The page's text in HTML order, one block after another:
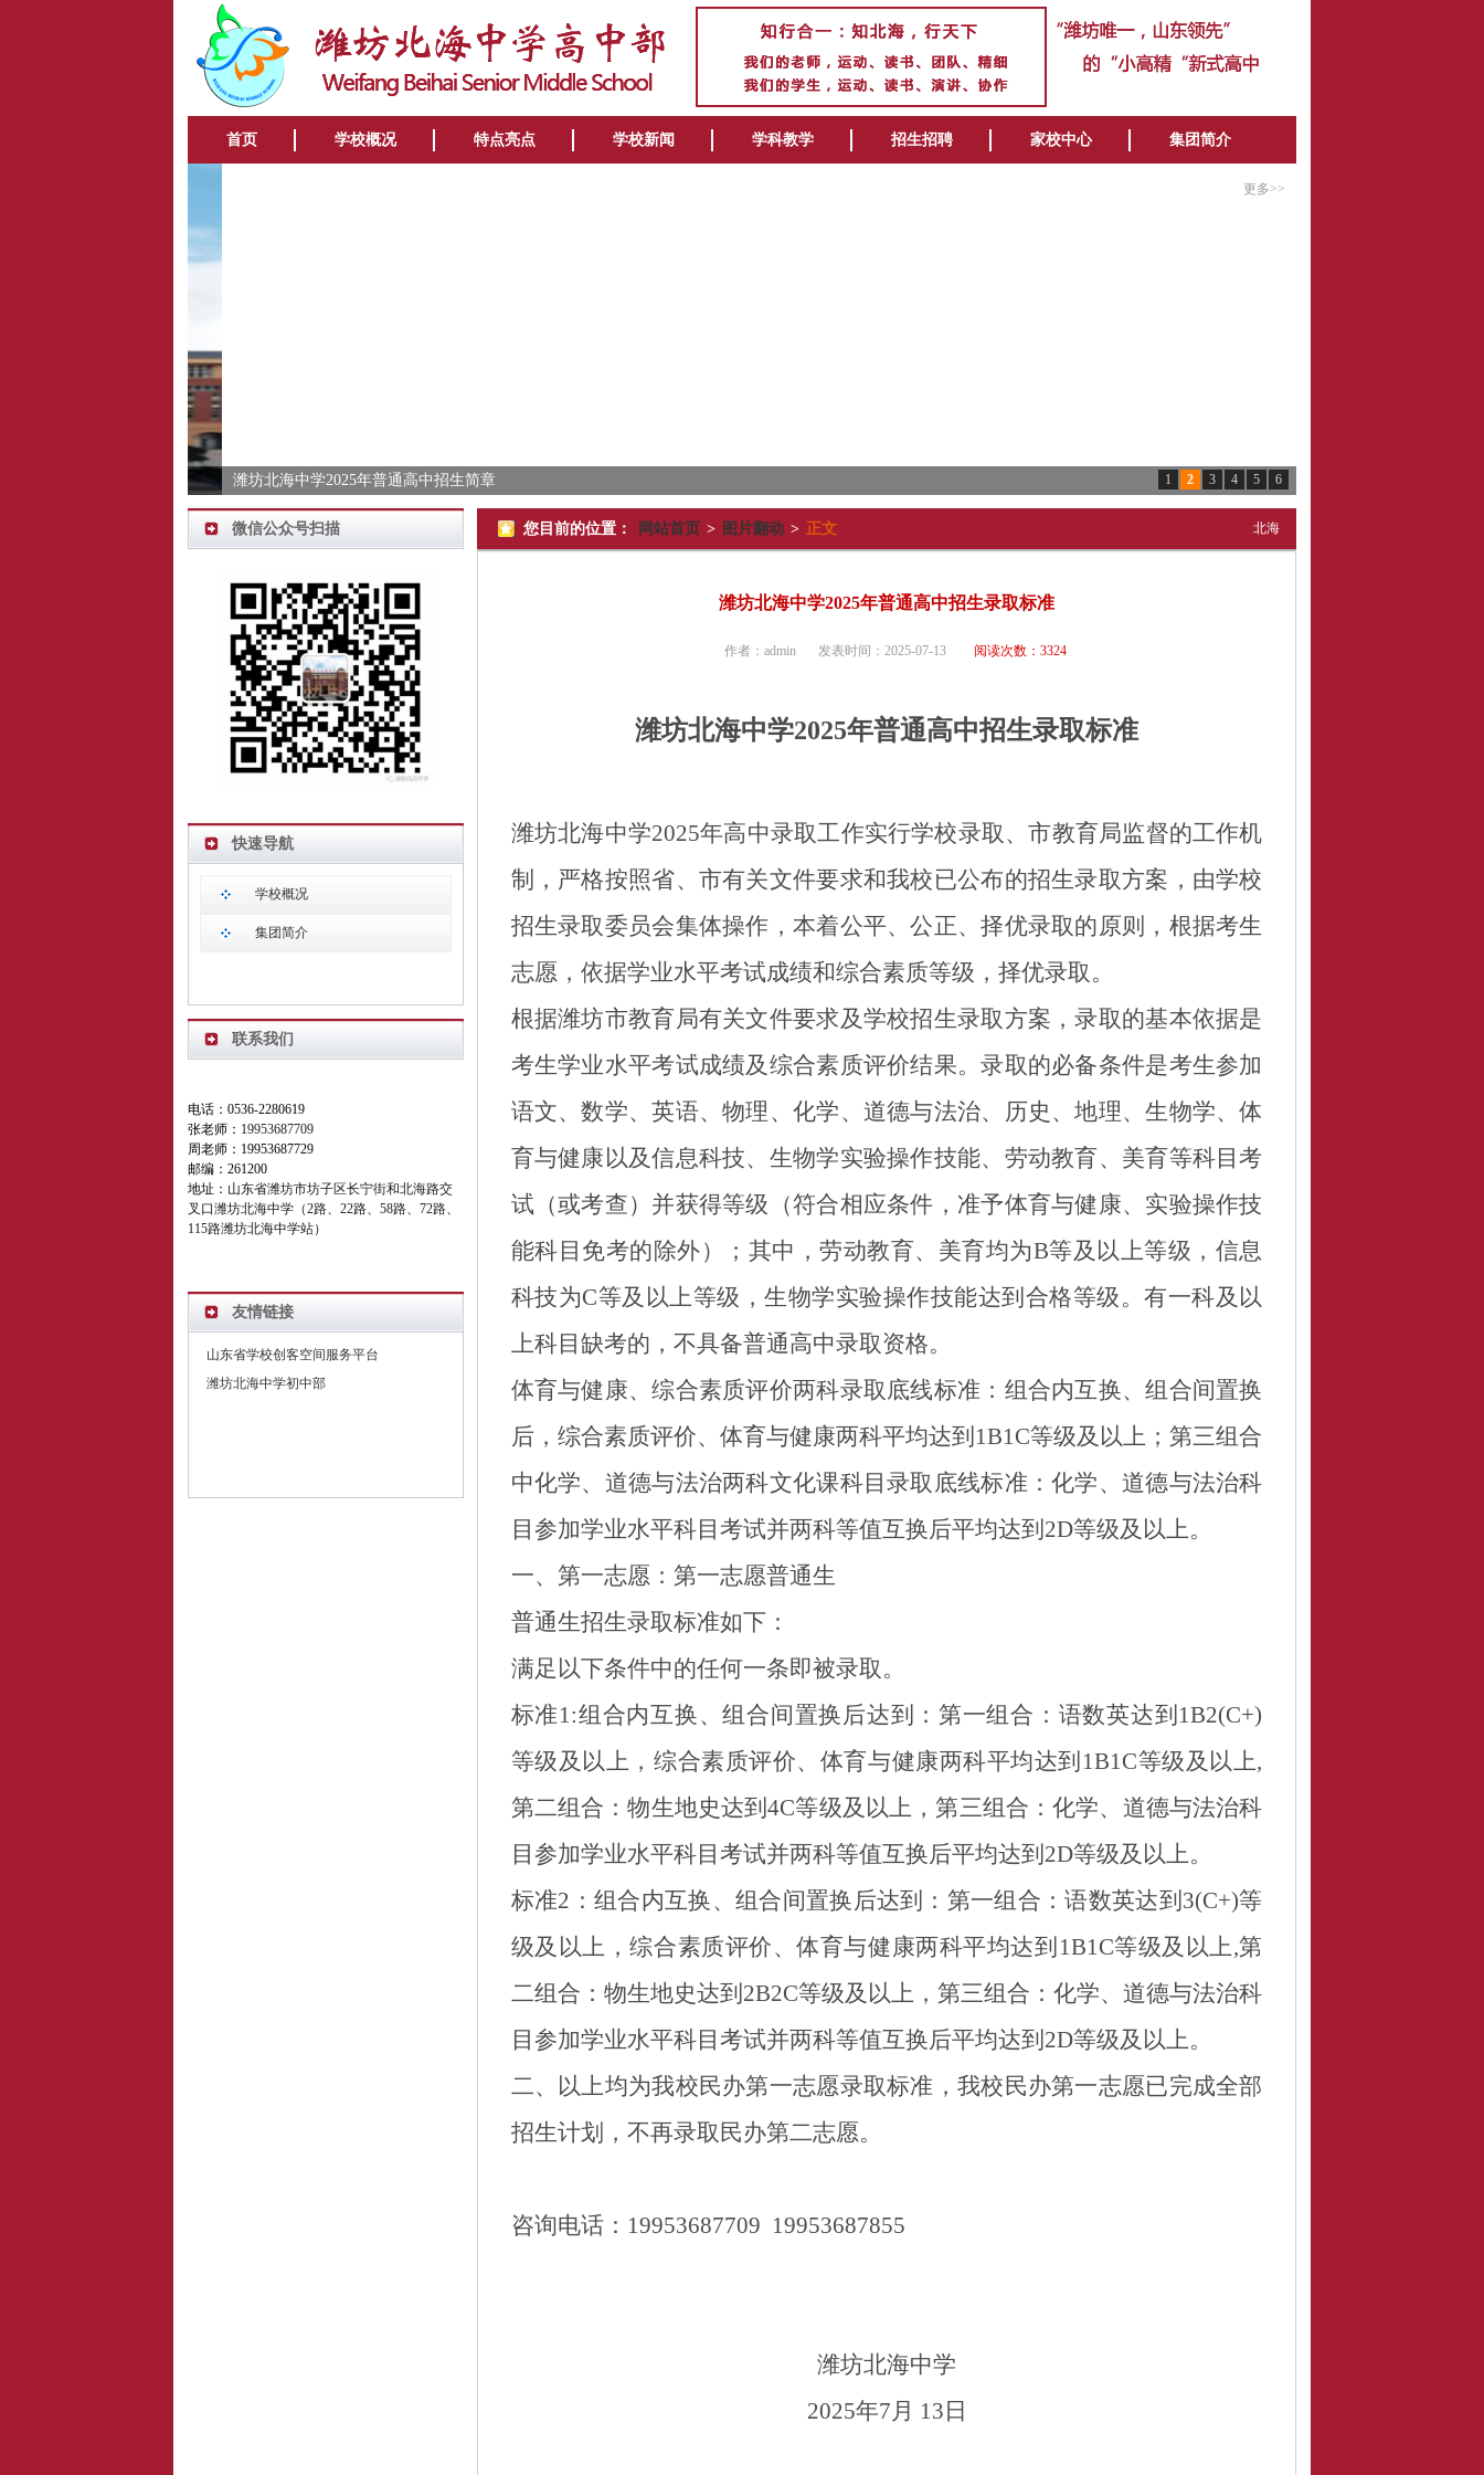
首页 学校概况 特点亮点 学校新闻 学科教学 招生招聘 家校中心 集团简介
潍坊北海中学2025年普通高中招生简章 1 2 3 4 5 6
更多>>
您目前的位置： 网站首页 > 图片翻动 > 正文 北海
潍坊北海中学2025年普通高中招生录取标准
作者： admin 发表时间： 2025-07-13 阅读次数： 3324
潍坊北海中学2025年普通高中招生录取标准
潍坊北海中学2025年高中录取工作实行学校录取、市教育局监督的工作机
制，严格按照省、市有关文件要求和我校已公布的招生录取方案，由学校
招生录取委员会集体操作，本着公平、公正、择优录取的原则，根据考生
志愿，依据学业水平考试成绩和综合素质等级，择优录取。
根据潍坊市教育局有关文件要求及学校招生录取方案，录取的基本依据是
考生学业水平考试成绩及综合素质评价结果。录取的必备条件是考生参加
语文、数学、英语、物理、化学、道德与法治、历史、地理、生物学、体
育与健康以及信息科技、生物学实验操作技能、劳动教育、美育等科目考
试（或考查）并获得等级（符合相应条件，准予体育与健康、实验操作技
能科目免考的除外）；其中，劳动教育、美育均为B等及以上等级， 信息
科技为C等及以上等级，生物学实验操作技能达到合格等级。有一科及以
上科目缺考的，不具备普通高中录取资格。
体育与健康、综合素质评价两科录取底线标准：组合内互换、组合间置换
后，综合素质评价、体育与健康两科平均达到 1B1C等级及以上 ；第三组合
中化学、道德与法治两科文化课科目录取底线标准：化学、道德与法治科
目参加学业水平科目考试并两科等值互换后平均达到 2D等级及以上。
一、第一志愿：第一志愿普通生
普通生招生录取标准如下：
满足以下条件中的任何一条即被录取。
标准1:组合内互换、组合间置换后达到：第一组合：语数英达到 1B2(C+)
等级及以上， 综合素质评价、体育与健康两科平均达到 1B1C等级及以上,
第二组合：物生地史达到4C等级及以上， 第三组合：化学、道德与法治科
目参加学业水平科目考试并两科等值互换后平均达到 2D等级及以上。
标准2 ： 组合内互换、组合间置换后达到：第一组合：语数英达到 3(C+)等
级及以上，综合素质评价、体育与健康两科平均达到 1B1C等级及以上,第
二组合：物生地史达到 2B2C等级及以上， 第三组合：化学、道德与法治科
目参加学业水平科目考试并两科等值互换后平均达到 2D等级及以上。
二、以上均为我校民办第一志愿录取标准，我校民办第一志愿已完成全部
招生计划，不再录取民办第二志愿。
咨询电话： 19953687709 19953687855
潍坊北海中学
2025年7月 13 日
微信公众号扫描
快速导航
学校概况
集团简介
联系我们
电话：0536-2280619
张老师： 19953687709
周老师：19953687729
邮编：261200
地址： 山东省潍坊市坊子区长宁街和北海路交
叉口潍坊北海中学（2路、22路、58路、72路、
115路潍坊北海中学站）
友情链接
山东省学校创客空间服务平台
潍坊北海中学初中部